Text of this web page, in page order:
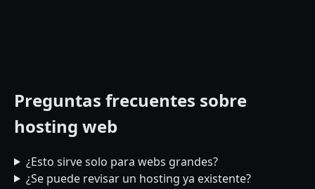
Preguntas frecuentes sobre
hosting web
¿Esto sirve solo para webs grandes?
¿Se puede revisar un hosting ya existente?